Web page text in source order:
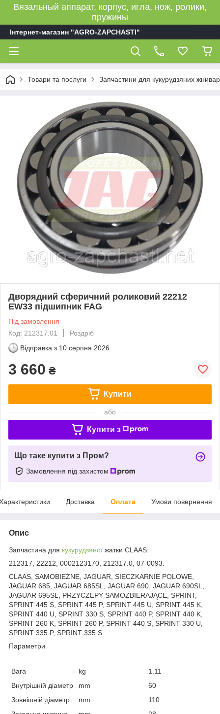
Вязальный аппарат, корпус, игла, нож, ролики,
пружины
Інтернет-магазин "AGRO-ZAPCHASTI"
Товари та послуги Запчастини для кукурудзяних
Дворядний сферичний роликовий 22212
EW33 підшипник FAG
Під замовлення
Код: 212317.01
Роздріб
Відправка з 10 серпня 2026
3 660 ₴
Купити
або
Купити з
Що таке купити з Пром?
Замовлення під захистом
Доставка Оплата Умови повернення
Опис
Запчастина для кукурудзяної жатки CLAAS:
212317, 22212, 0002123170, 212317.0, 07-0093.
CLAAS, SAMOBIEŻNE, JAGUAR, SIECZKARNIE POLOWE,
JAGUAR 685, JAGUAR 685SL, JAGUAR 690, JAGUAR 690SL,
JAGUAR 695SL, PRZYCZEPY SAMOZBIERAJĄCE, SPRINT,
SPRINT 445 S, SPRINT 445 P, SPRINT 445 U, SPRINT 445 K,
SPRINT 440 U, SPRINT 330 S, SPRINT 440 P, SPRINT 440 K,
SPRINT 260 K, SPRINT 260 P, SPRINT 440 S, SPRINT 330 U,
SPRINT 335 P, SPRINT 335 S.
Параметри
Вага kg
1.11
Внутрішній діаметр
mm
60
Зовнішній діаметр
mm
110